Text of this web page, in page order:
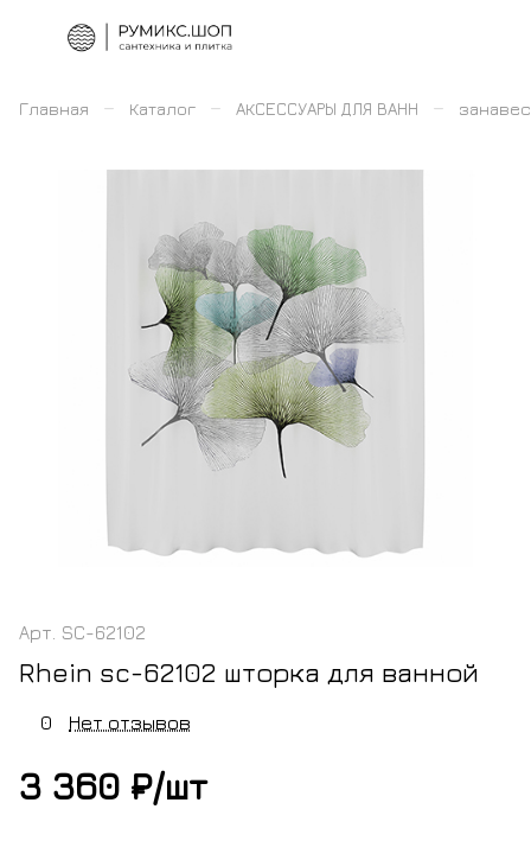
Главная – Каталог – АКСЕССУАРЫ ДЛЯ ВАНН –
Арт. SC-62102
Rhein sc-62102 шторка для ванной
0 Нет отзывов
3 360 ₽/шт